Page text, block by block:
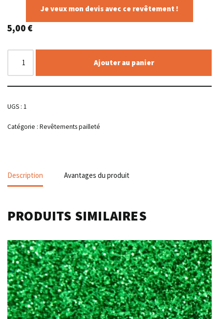
Je veux mon devis avec ce revêtement !
5,00 €
Ajouter au panier
UGS : 1
Catégorie : Revêtements pailleté
Description Avantages du produit
PRODUITS SIMILAIRES